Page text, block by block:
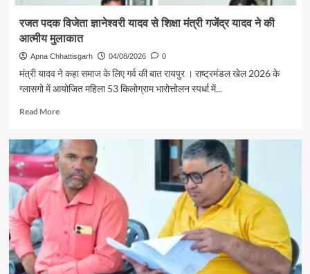
श्रद्धालु
भारत
गौरव
ट्रेन
से
रामलला
के
दर्शन
के
लिए
रवाना
रजत पदक विजेता ज्ञानेश्वरी यादव से शिक्षा मंत्री गजेंद्र यादव ने की
आत्मीय मुलाकात
Apna Chhattisgarh 04/08/2026 0
मंत्री यादव ने कहा समाज के लिए गर्व की बात रायपुर । राष्ट्रमंडल खेल 2026 के
ग्लासगो में आयोजित महिला 53 किलोग्राम भारोत्तोलन स्पर्धा में...
Read MoreRead
रजत
पदक
विजेता
ज्ञानेश्वरी
यादव
शिक्षा
मंत्री
गजेंद्र
यादव